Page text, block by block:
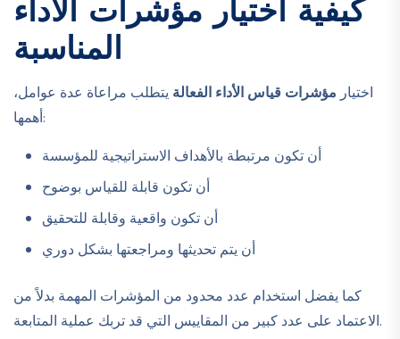
كيفية اختيار مؤشرات الأداء
المناسبة
اختيارمؤشرات قياس الأداء الفعالةيتطلب مراعاة عدة عوامل،
أهمها:
أن تكون مرتبطة بالأهداف الاستراتيجية للمؤسسة
أن تكون قابلة للقياس بوضوح
أن تكون واقعية وقابلة للتحقيق
أن يتم تحديثها ومراجعتها بشكل دوري
كما يفضل استخدام عدد محدود من المؤشرات المهمة بدلاً من
الاعتماد على عدد كبير من المقاييس التي قد تربك عملية المتابعة.